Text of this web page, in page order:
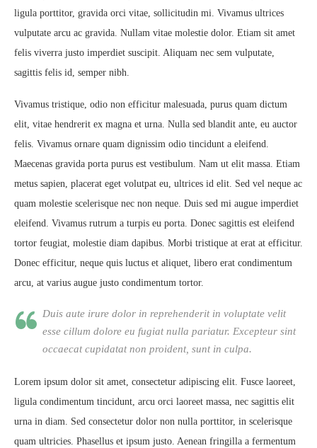
ligula porttitor, gravida orci vitae, sollicitudin mi. Vivamus ultrices
vulputate arcu ac gravida. Nullam vitae molestie dolor. Etiam sit amet
felis viverra justo imperdiet suscipit. Aliquam nec sem vulputate,
sagittis felis id, semper nibh.
Vivamus tristique, odio non efficitur malesuada, purus quam dictum
elit, vitae hendrerit ex magna et urna. Nulla sed blandit ante, eu auctor
felis. Vivamus ornare quam dignissim odio tincidunt a eleifend.
Maecenas gravida porta purus est vestibulum. Nam ut elit massa. Etiam
metus sapien, placerat eget volutpat eu, ultrices id elit. Sed vel neque ac
quam molestie scelerisque nec non neque. Duis sed mi augue imperdiet
eleifend. Vivamus rutrum a turpis eu porta. Donec sagittis est eleifend
tortor feugiat, molestie diam dapibus. Morbi tristique at erat at efficitur.
Donec efficitur, neque quis luctus et aliquet, libero erat condimentum
arcu, at varius augue justo condimentum tortor.
Duis aute irure dolor in reprehenderit in voluptate velit
esse cillum dolore eu fugiat nulla pariatur. Excepteur sint
occaecat cupidatat non proident, sunt in culpa.
Lorem ipsum dolor sit amet, consectetur adipiscing elit. Fusce laoreet,
ligula condimentum tincidunt, arcu orci laoreet massa, nec sagittis elit
urna in diam. Sed consectetur dolor non nulla porttitor, in scelerisque
quam ultricies. Phasellus et ipsum justo. Aenean fringilla a fermentum